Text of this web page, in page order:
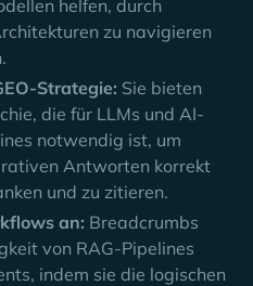
helfen, durch
zu navigieren
Strategie: Sie bieten
die für LLMs und AI-
notwendig ist, um
Antworten korrekt
und zu zitieren.
an: Breadcrumbs
von RAG-Pipelines
indem sie die logischen